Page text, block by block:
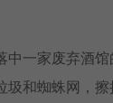
中一家废弃酒
圾和蜘蛛网，